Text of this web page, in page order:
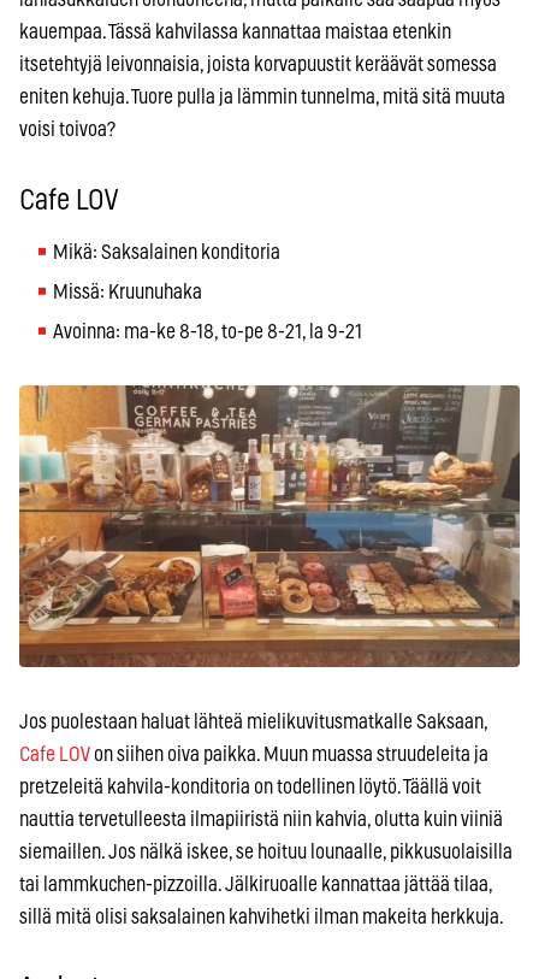
kauempaa. Tässä kahvilassa kannattaa maistaa etenkin
itsetehtyjä leivonnaisia, joista korvapuustit keräävät somessa
eniten kehuja. Tuore pulla ja lämmin tunnelma, mitä sitä muuta
voisi toivoa?
Cafe LOV
Mikä: Saksalainen konditoria
Missä: Kruunuhaka
Avoinna: ma-ke 8-18, to-pe 8-21, la 9-21
Jos puolestaan haluat lähteä mielikuvitusmatkalle Saksaan,
Cafe LOV on siihen oiva paikka. Muun muassa struudeleita ja
pretzeleitä kahvila-konditoria on todellinen löytö. Täällä voit
nauttia tervetulleesta ilmapiiristä niin kahvia, olutta kuin viiniä
siemaillen. Jos nälkä iskee, se hoituu lounaalle, pikkusuolaisilla
tai lammkuchen-pizzoilla. Jälkiruoalle kannattaa jättää tilaa,
sillä mitä olisi saksalainen kahvihetki ilman makeita herkkuja.